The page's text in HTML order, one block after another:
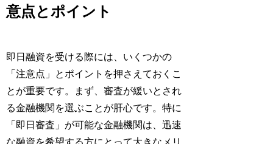
意点とポイント
即日融資を受ける際には、いくつかの
「注意点」とポイントを押さえておくこ
とが重要です。まず、審査が緩いとされ
る金融機関を選ぶことが肝心です。特に
「即日審査」が可能な金融機関は、迅速
な融資を希望する方にとって大きなメリ